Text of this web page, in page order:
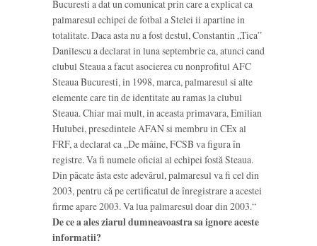
Bucuresti a dat un comunicat prin care a explicat ca
palmaresul echipei de fotbal a Stelei ii apartine in
totalitate. Daca asta nu a fost destul, Constantin „Tica”
Danilescu a declarat in luna septembrie ca, atunci cand
clubul Steaua a facut asocierea cu nonprofitul AFC
Steaua Bucuresti, in 1998, marca, palmaresul si alte
elemente care tin de identitate au ramas la clubul
Steaua. Chiar mai mult, in aceasta primavara, Emilian
Hulubei, presedintele AFAN si membru in CEx al
FRF, a declarat ca „De mâine, FCSB va figura în
registre. Va fi numele oficial al echipei fostă Steaua.
Din păcate ăsta este adevărul, palmaresul va fi cel din
2003, pentru că pe certificatul de înregistrare a acestei
firme apare 2003. Va lua palmaresul doar din 2003.“
De ce a ales ziarul dumneavoastra sa ignore aceste
informatii?